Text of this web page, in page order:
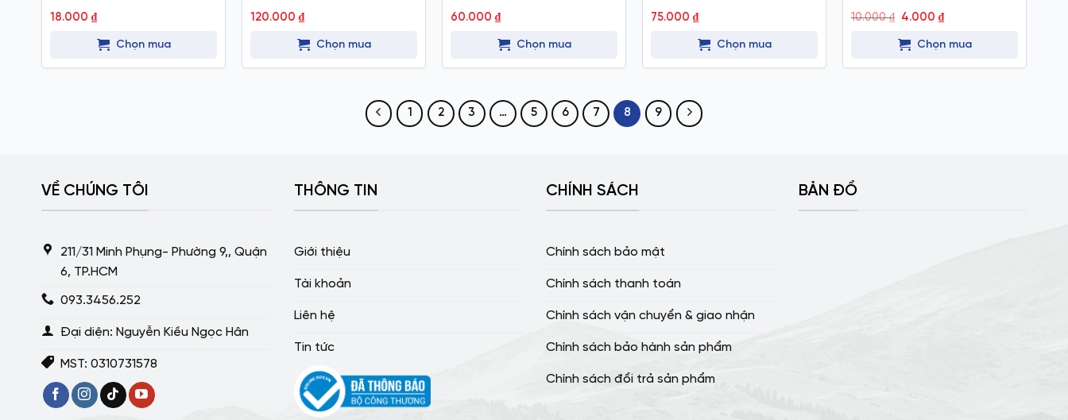
18.000 ₫
Chọn mua
120.000 ₫
Chọn mua
60.000 ₫
Chọn mua
75.000 ₫
Chọn mua
10.000₫ Giá
là:
10.000 ₫.
4.000₫Giá
là:
Chọn mua
1 2 3 … 5 6 7 8 9
VỀ CHÚNG TÔI
211/31 Minh Phụng- Phường 9,, Quận
6, TP.HCM
093.3456.252
Đại diện: Nguyễn Kiều Ngọc Hân
MST: 0310731578
THÔNG TIN
Giới thiệu
Tài khoản
Liên hệ
Tin tức
CHÍNH SÁCH
Chính sách bảo mật
Chính sách thanh toán
Chính sách vận chuyển & giao nhận
Chính sách bảo hành sản phẩm
Chính sách đổi trả sản phẩm
BẢN ĐỒ